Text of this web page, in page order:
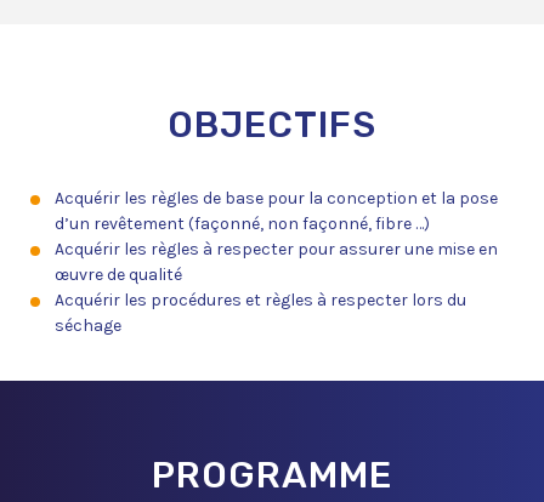
OBJECTIFS
Acquérir les règles de base pour la conception et la pose
d’un revêtement (façonné, non façonné, fibre …)
Acquérir les règles à respecter pour assurer une mise en
œuvre de qualité
Acquérir les procédures et règles à respecter lors du
séchage
PROGRAMME